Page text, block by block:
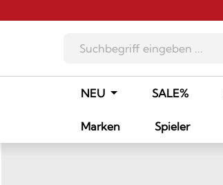
NEU SALE%
Marken
Spieler